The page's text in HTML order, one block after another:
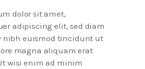
dolor sit amet,
adipiscing elit, sed diam
nibh euismod tincidunt ut
magna aliquam erat
wisi enim ad minim